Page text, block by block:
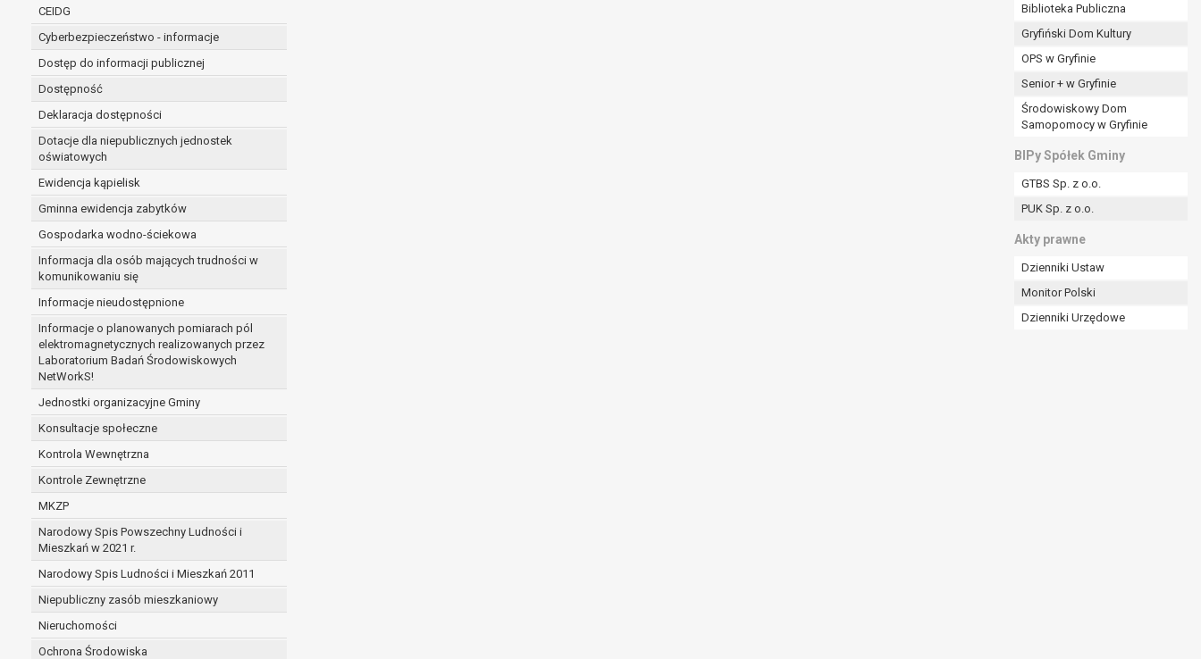
CEIDG
Cyberbezpieczeństwo - informacje
Dostęp do informacji publicznej
Dostępność
Deklaracja dostępności
Dotacje dla niepublicznych jednostek
oświatowych
Ewidencja kąpielisk
Gminna ewidencja zabytków
Gospodarka wodno-ściekowa
Informacja dla osób mających trudności w
komunikowaniu się
Informacje nieudostępnione
Informacje o planowanych pomiarach pól
elektromagnetycznych realizowanych przez
Laboratorium Badań Środowiskowych
NetWorkS!
Jednostki organizacyjne Gminy
Konsultacje społeczne
Kontrola Wewnętrzna
Kontrole Zewnętrzne
MKZP
Narodowy Spis Powszechny Ludności i
Mieszkań w 2021 r.
Narodowy Spis Ludności i Mieszkań 2011
Niepubliczny zasób mieszkaniowy
Nieruchomości
Ochrona Środowiska
Biblioteka Publiczna
Gryfiński Dom Kultury
OPS w Gryfinie
Senior + w Gryfinie
Środowiskowy Dom
Samopomocy w Gryfinie
BIPy Spółek Gminy
GTBS Sp. z o.o.
PUK Sp. z o.o.
Akty prawne
Dzienniki Ustaw
Monitor Polski
Dzienniki Urzędowe
administratorowi bądź
niezbędność przetwarzania do celów wynikających z prawnie uzasadnionych interesów realizowanych przez administratora lub przez stronę trzecią.
Z przyczyn związanych z Pani/Pana szczególną sytuacją. W razie wniesienia sprzeciwu, administrator nie może już przetwarzać tych danych osobowych, chyba że wykaże
on istnienie ważnych prawnie uzasadnionych podstaw do przetwarzania, nadrzędnych wobec interesów, praw i wolności osoby, której dane dotyczą, lub podstaw do
ustalenia, dochodzenia lub obrony roszczeń.
W przypadku gdy przetwarzanie danych osobowych odbywa się na podstawie zgody osoby na przetwarzanie danych osobowych (art. 6 ust. 1 lit a RODO), przysługuje Pani/Panu
prawo do cofnięcia tej zgody w dowolnym momencie. Cofnięcie to nie ma wpływu na zgodność przetwarzania, którego dokonano na podstawie zgody przed jej cofnięciem.
Przysługuje Pani/Panu prawo wniesienia skargi do organu nadzorczego na niezgodne z prawem przetwarzanie Pani/Pana danych osobowych przez administratora.
Organem właściwym do wniesienia skargi jest Prezes Urzędu Ochrony Danych Osobowych.
W zależności od sfery, w której przetwarzane są dane osobowe, podanie danych osobowych jest dobrowolne albo jest wymogiem ustawowym lub umownym.
Pani/Pana dane nie będą poddawane zautomatyzowanemu podejmowaniu decyzji, w tym również profilowaniu.